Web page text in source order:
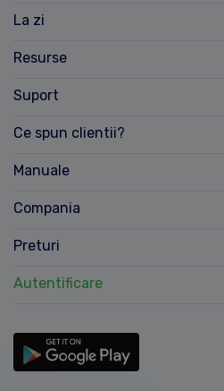
La zi
Resurse
Suport
Ce spun clientii?
Manuale
Compania
Preturi
Autentificare